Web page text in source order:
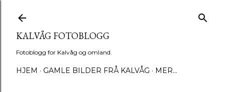
KALVÅG FOTOBLOGG
Fotoblogg for Kalvåg og omland.
HJEM GAMLE BILDER FRÅ KALVÅG MER…